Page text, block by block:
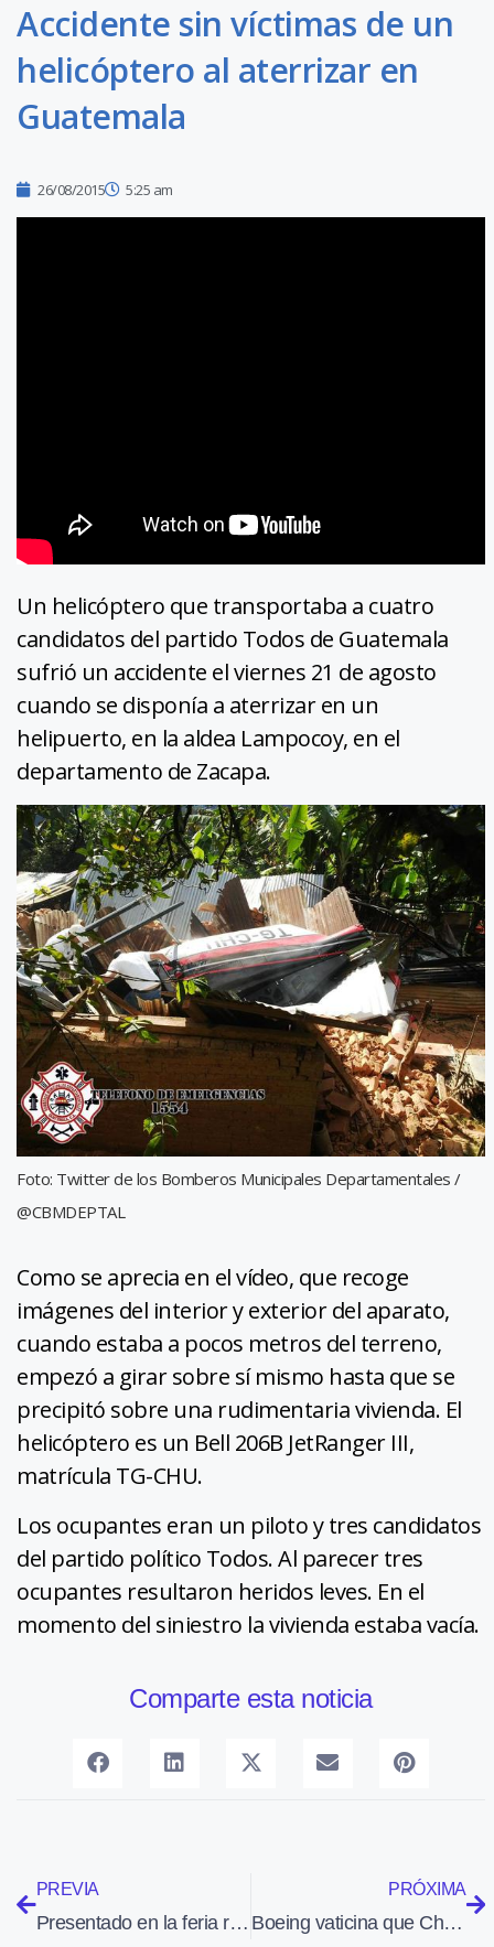
Accidente sin víctimas de un
helicóptero al aterrizar en
Guatemala
26/08/2015 5:25 am
Un helicóptero que transportaba a cuatro
candidatos del partido Todos de Guatemala
sufrió un accidente el viernes 21 de agosto
cuando se disponía a aterrizar en un
helipuerto, en la aldea Lampocoy, en el
departamento de Zacapa.
Foto: Twitter de los Bomberos Municipales Departamentales /
@CBMDEPTAL
Como se aprecia en el vídeo, que recoge
imágenes del interior y exterior del aparato,
cuando estaba a pocos metros del terreno,
empezó a girar sobre sí mismo hasta que se
precipitó sobre una rudimentaria vivienda. El
helicóptero es un Bell 206B JetRanger III,
matrícula TG-CHU.
Los ocupantes eran un piloto y tres candidatos
del partido político Todos. Al parecer tres
ocupantes resultaron heridos leves. En el
momento del siniestro la vivienda estaba vacía.
Comparte esta noticia
PREVIA
Presentado en la feria rusa MAKS 2015 el dron Chirok
PRÓXIMA
Boeing vaticina que China necesitará 6.330 aviones nuevos los próximos 20 años